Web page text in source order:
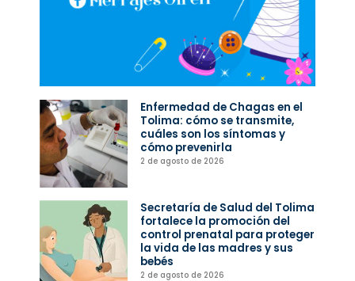
Enfermedad de Chagas en el
Tolima: cómo se transmite,
cuáles son los síntomas y
cómo prevenirla
2 de agosto de 2026
Secretaría de Salud del Tolima
fortalece la promoción del
control prenatal para proteger
la vida de las madres y sus
bebés
2 de agosto de 2026